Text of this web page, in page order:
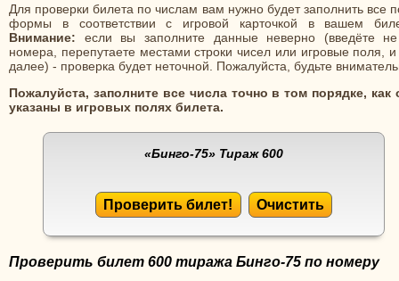
Для проверки билета по числам вам нужно будет заполнить все
формы в соответствии с игровой карточкой в вашем
Внимание: если вы заполните данные неверно (введёте
номера, перепутаете местами строки чисел или игровые поля, и
далее) - проверка будет неточной. Пожалуйста, будьте
Пожалуйста, заполните все числа точно в том порядке, как
указаны в игровых полях билета.
«Бинго-75» Тираж 600
Проверить билет! Очистить
Проверить билет 600 тиража Бинго-75 по номеру